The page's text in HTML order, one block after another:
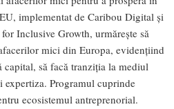
implementat de Caribou Digital și
Inclusive Growth, urmărește să
mici din Europa, evidențiind
să facă tranziția la mediul
expertiza. Programul cuprinde
ecosistemul antreprenorial.